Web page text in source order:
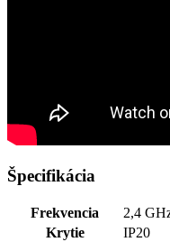
Špecifikácia
Frekvencia
2,4
Krytie
IP20